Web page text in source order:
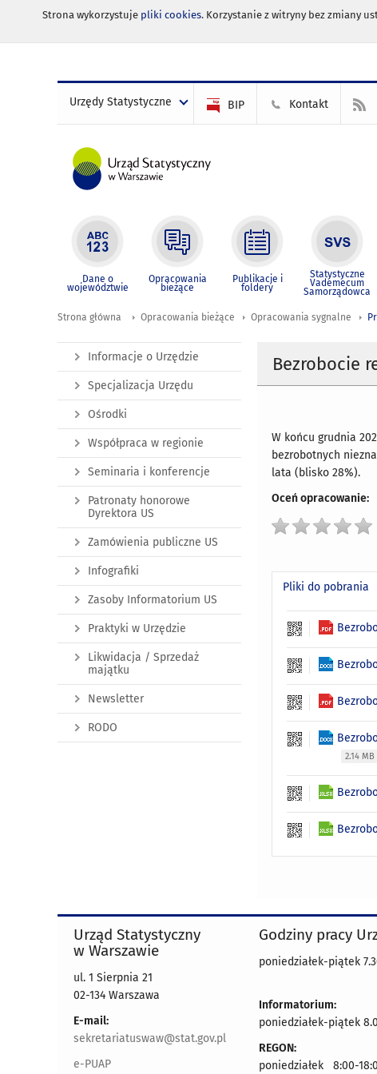
Strona wykorzystuje pliki cookies. Korzystanie z witryny bez zmiany
Urzędy Statystyczne BIP Kontakt
Dane o
województwie
Opracowania
bieżące
Publikacje i
foldery
Statystyczne
Vademecum
Samorządowca
Strona główna Opracowania bieżące Opracowania sygnalne
Bezrobocie
W końcu grudnia
bezrobotnych
lata (blisko 28%).
Oceń opracowanie:
Pliki do pobrania
2.14 MB
Informacje o Urzędzie
Specjalizacja Urzędu
Ośrodki
Współpraca w regionie
Seminaria i konferencje
Patronaty honorowe
Dyrektora US
Zamówienia publiczne US
Infografiki
Zasoby Informatorium US
Praktyki w Urzędzie
Likwidacja / Sprzedaż
majątku
Newsletter
RODO
Urząd Statystyczny
w Warszawie
ul. 1 Sierpnia 21
02-134 Warszawa
E-mail:
sekretariatuswaw@stat.gov.pl
e-PUAP
Godziny pracy
poniedziałek-piątek
Informatorium:
poniedziałek-piątek
REGON:
poniedziałek 8:00-